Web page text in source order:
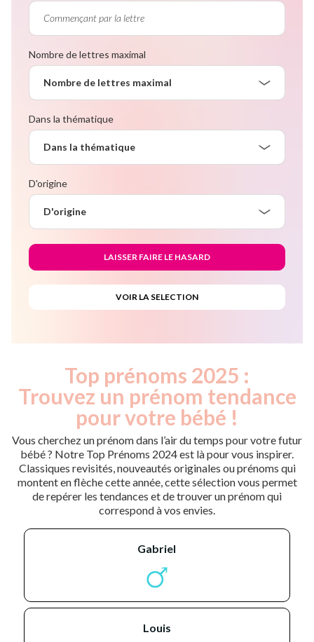
Nombre de lettres maximal
Nombre de lettres maximal
Dans la thématique
Dans la thématique
D'origine
D'origine
Top prénoms 2025 :
Trouvez un prénom tendance
pour votre bébé !
Vous cherchez un prénom dans l’air du temps pour votre futur
bébé ? Notre Top Prénoms 2024 est là pour vous inspirer.
Classiques revisités, nouveautés originales ou prénoms qui
montent en flèche cette année, cette sélection vous permet
de repérer les tendances et de trouver un prénom qui
correspond à vos envies.
gabriel
louis